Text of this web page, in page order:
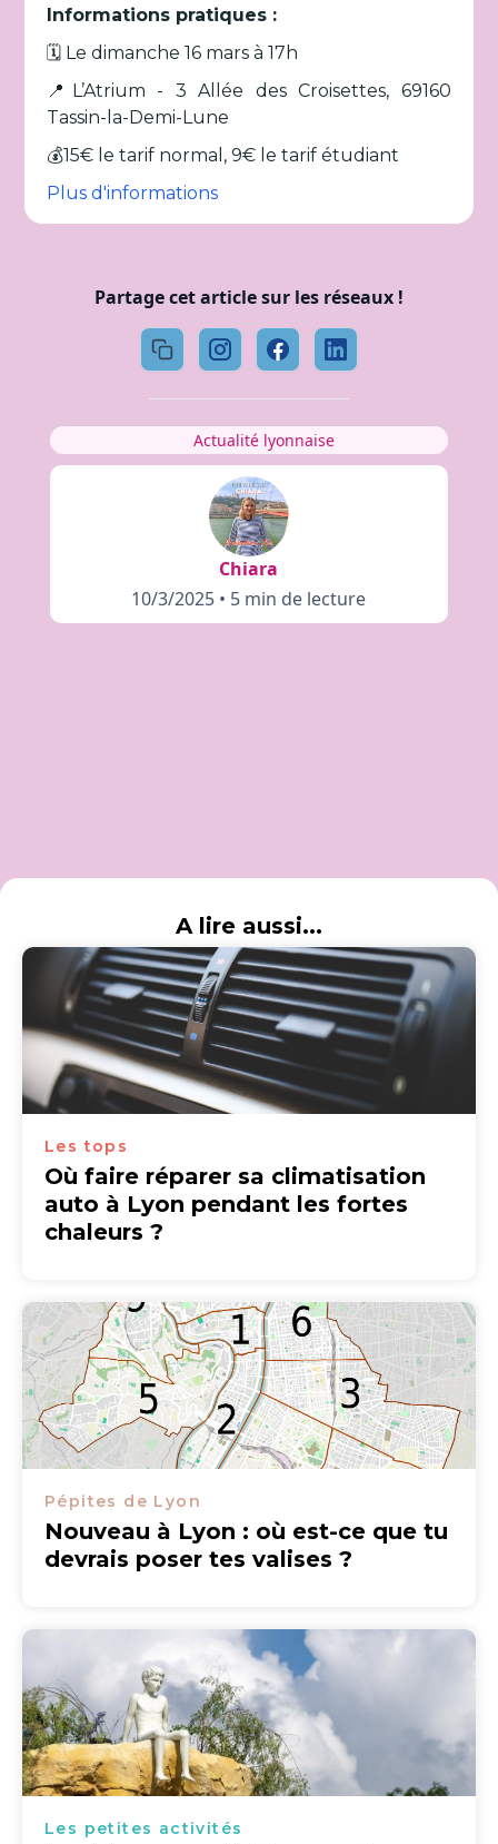
Informations pratiques :
🗓️ Le dimanche 16 mars à 17h
📍L’Atrium - 3 Allée des Croisettes, 69160
Tassin-la-Demi-Lune
💰15€ le tarif normal, 9€ le tarif étudiant
Plus d'informations
Partage cet article sur les réseaux !
Actualité lyonnaise
Chiara
10/3/2025 • 5 min de lecture
A lire aussi...
Les tops
Où faire réparer sa climatisation
auto à Lyon pendant les fortes
chaleurs ?
Pépites de Lyon
Nouveau à Lyon : où est-ce que tu
devrais poser tes valises ?
Les petites activités